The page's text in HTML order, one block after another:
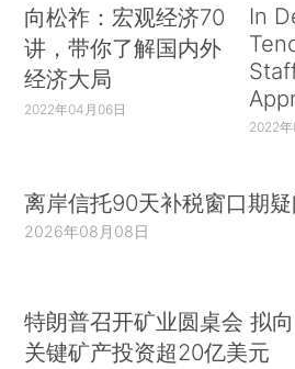
向松祚：宏观经济70
讲，带你了解国内外
经济大局
2022年04月06日
In
2022
离岸信托90天补税窗口期疑
2026年08月08日
特朗普召开矿业圆桌会 拟向
关键矿产投资超20亿美元